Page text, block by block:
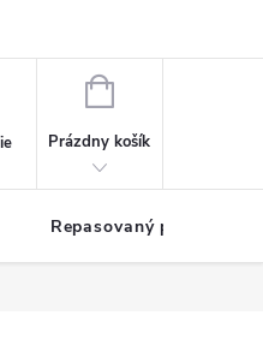
NÁKUPNÝ
Prázdny košík
Repasovaný pohon TDM